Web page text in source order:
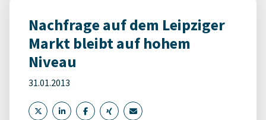
Nachfrage auf dem Leipziger
Markt bleibt auf hohem
Niveau
31.01.2013